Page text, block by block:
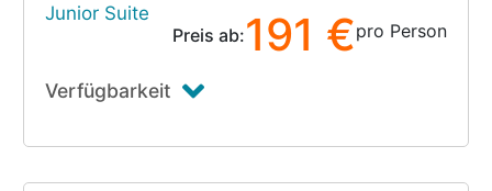
Junior Suite
Preis ab:191 €pro Person
Verfügbarkeit